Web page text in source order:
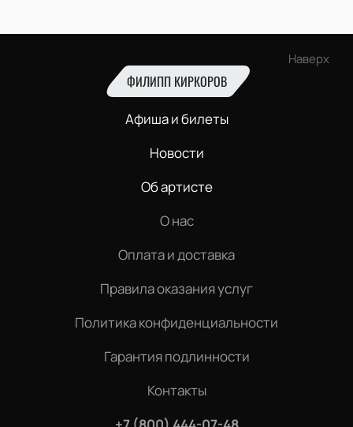
Наверх
ФИЛИПП КИРКОРОВ
Афиша и билеты
Новости
Об артисте
О нас
Оплата и доставка
Правила оказания услуг
Политика конфиденциальности
Гарантия подлинности
Контакты